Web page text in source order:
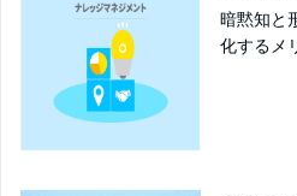
暗黙知と
化するメ